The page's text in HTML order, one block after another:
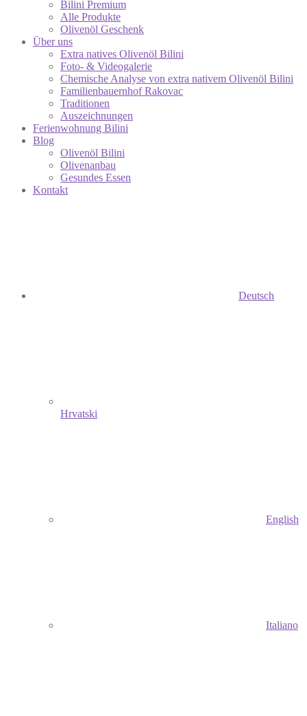
Bilini Premium
Alle Produkte
Olivenöl Geschenk
Über uns
Extra natives Olivenöl Bilini
Foto- & Videogalerie
Chemische Analyse von extra nativem Olivenöl Bilini
Familienbauernhof Rakovac
Traditionen
Auszeichnungen
Ferienwohnung Bilini
Blog
Olivenöl Bilini
Olivenanbau
Gesundes Essen
Kontakt
Deutsch
Hrvatski
English
Italiano